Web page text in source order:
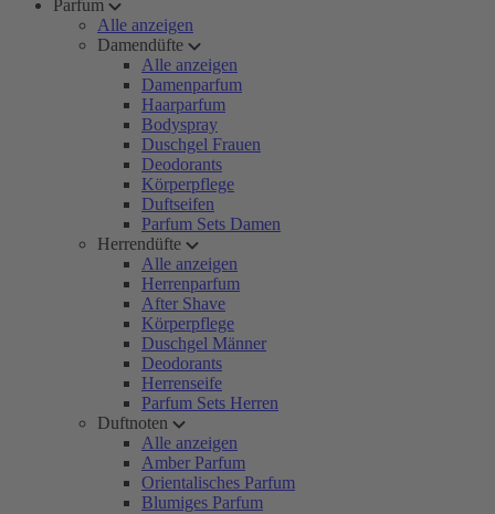
Parfum
Alle anzeigen
Damendüfte
Alle anzeigen
Damenparfum
Haarparfum
Bodyspray
Duschgel Frauen
Deodorants
Körperpflege
Duftseifen
Parfum Sets Damen
Herrendüfte
Alle anzeigen
Herrenparfum
After Shave
Körperpflege
Duschgel Männer
Deodorants
Herrenseife
Parfum Sets Herren
Duftnoten
Alle anzeigen
Amber Parfum
Orientalisches Parfum
Blumiges Parfum